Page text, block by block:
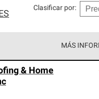
Clasificar por:
MÁS
el nivel superior de
con estándares estrictos
y destreza
& Home